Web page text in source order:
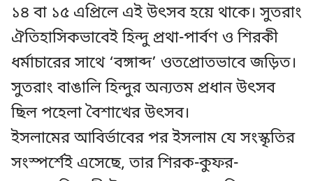
১৪ বা ১৫ এপ্রিলে এই উৎসব হয়ে থাকে। সুতরাং
ঐতিহাসিকভাবেই হিন্দু প্রথা-পার্বণ ও শিরকী
ধর্মাচারের সাথে ‘বঙ্গাব্দ’ ওতপ্রোতভাবে জড়িত।
সুতরাং বাঙালি হিন্দুর অন্যতম প্রধান উৎসব
ছিল পহেলা বৈশাখের উৎসব।
ইসলামের আবির্ভাবের পর ইসলাম যে সংস্কৃতির
সংস্পর্শেই এসেছে, তার শিরক-কুফর-